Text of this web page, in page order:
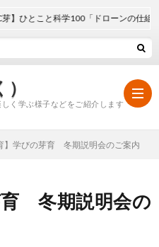
く学ぶ様子などをご紹介します
ー
学
】ひとこと科学100「ドローンの仕組み」
】学びの芽育 冬期説明会のご案内
育 冬期説明会の